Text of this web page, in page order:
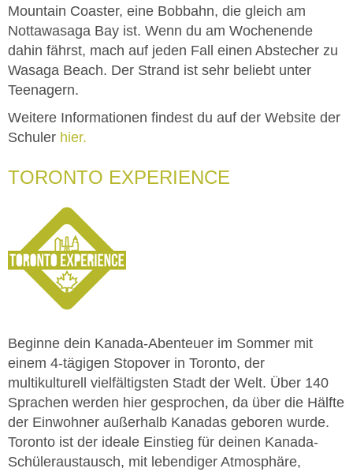
Mountain Coaster, eine Bobbahn, die gleich am
Nottawasaga Bay ist. Wenn du am Wochenende
dahin fährst, mach auf jeden Fall einen Abstecher zu
Wasaga Beach. Der Strand ist sehr beliebt unter
Teenagern.
Weitere Informationen findest du auf der Website der
Schuler hier.
TORONTO EXPERIENCE
Beginne dein Kanada-Abenteuer im Sommer mit
einem 4-tägigen Stopover in Toronto, der
multikulturell vielfältigsten Stadt der Welt. Über 140
Sprachen werden hier gesprochen, da über die Hälfte
der Einwohner außerhalb Kanadas geboren wurde.
Toronto ist der ideale Einstieg für deinen Kanada-
Schüleraustausch, mit lebendiger Atmosphäre,